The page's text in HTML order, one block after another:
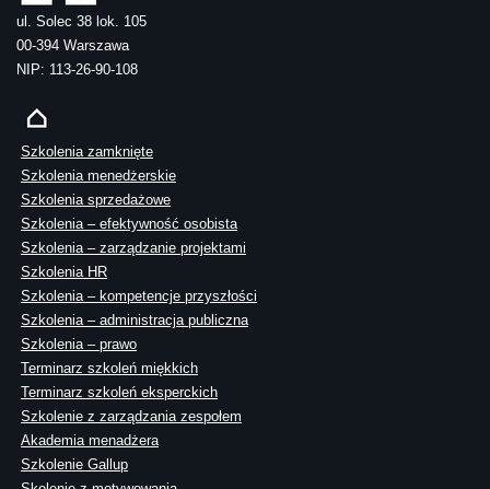
ul. Solec 38 lok. 105
00-394 Warszawa
NIP: 113-26-90-108
Szkolenia zamknięte
Szkolenia menedżerskie
Szkolenia sprzedażowe
Szkolenia – efektywność osobista
Szkolenia – zarządzanie projektami
Szkolenia HR
Szkolenia – kompetencje przyszłości
Szkolenia – administracja publiczna
Szkolenia – prawo
Terminarz szkoleń miękkich
Terminarz szkoleń eksperckich
Szkolenie z zarządzania zespołem
Akademia menadżera
Szkolenie Gallup